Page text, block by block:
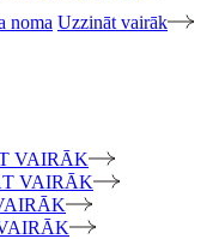
noma Uzzināt vairāk
VAIRĀK
VAIRĀK